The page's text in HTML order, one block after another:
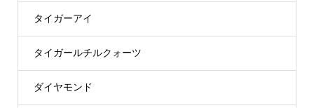
タイガーアイ
タイガールチルクォーツ
ダイヤモンド